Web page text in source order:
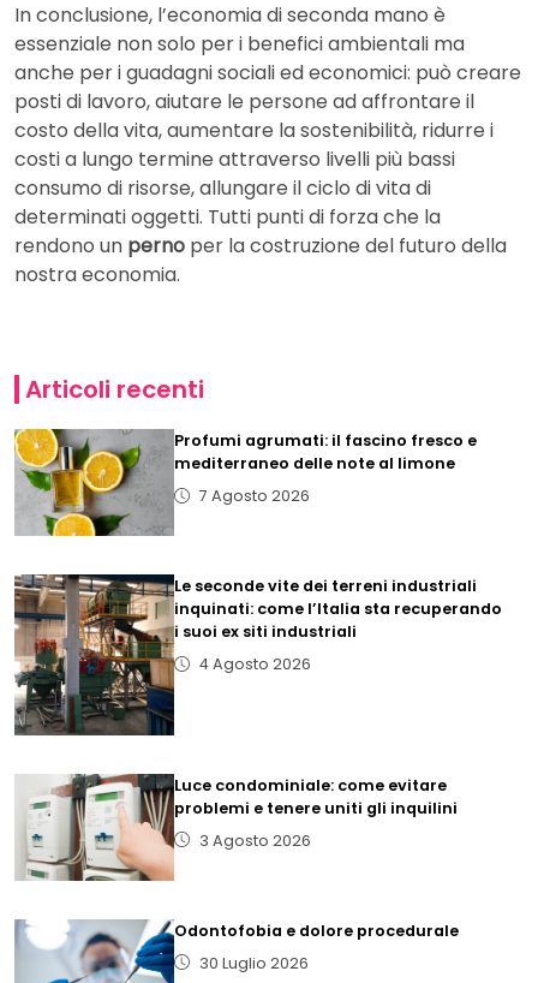
In conclusione, l’economia di seconda mano è
essenziale non solo per i benefici ambientali ma
anche per i guadagni sociali ed economici: può creare
posti di lavoro, aiutare le persone ad affrontare il
costo della vita, aumentare la sostenibilità, ridurre i
costi a lungo termine attraverso livelli più bassi
consumo di risorse, allungare il ciclo di vita di
determinati oggetti. Tutti punti di forza che la
rendono un perno per la costruzione del futuro della
nostra economia.
Articoli recenti
Profumi agrumati: il fascino fresco e
mediterraneo delle note al limone
7 Agosto 2026
Le seconde vite dei terreni industriali
inquinati: come l’Italia sta recuperando
i suoi ex siti industriali
4 Agosto 2026
Luce condominiale: come evitare
problemi e tenere uniti gli inquilini
3 Agosto 2026
Odontofobia e dolore procedurale
30 Luglio 2026